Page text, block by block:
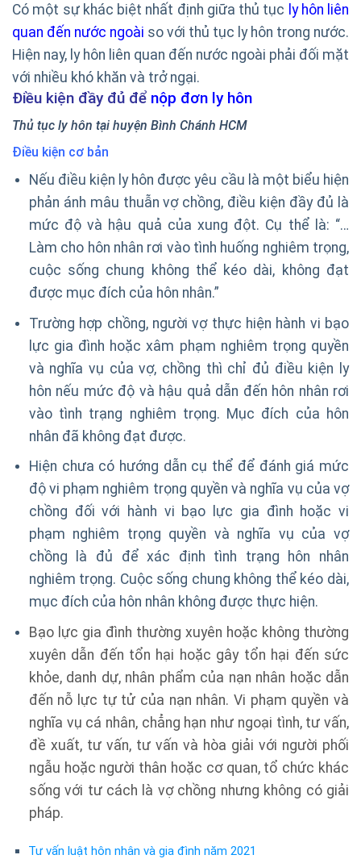
Có một sự khác biệt nhất định giữa thủ tục ly hôn liên
quan đến nước ngoài so với thủ tục ly hôn trong nước.
Hiện nay, ly hôn liên quan đến nước ngoài phải đối mặt
với nhiều khó khăn và trở ngại.
Điều kiện đầy đủ để nộp đơn ly hôn
Thủ tục ly hôn tại huyện Bình Chánh HCM
Điều kiện cơ bản
Nếu điều kiện ly hôn được yêu cầu là một biểu hiện
phản ánh mâu thuẫn vợ chồng, điều kiện đầy đủ là
mức độ và hậu quả của xung đột. Cụ thể là: “…
Làm cho hôn nhân rơi vào tình huống nghiêm trọng,
cuộc sống chung không thể kéo dài, không đạt
được mục đích của hôn nhân.”
Trường hợp chồng, người vợ thực hiện hành vi bạo
lực gia đình hoặc xâm phạm nghiêm trọng quyền
và nghĩa vụ của vợ, chồng thì chỉ đủ điều kiện ly
hôn nếu mức độ và hậu quả dẫn đến hôn nhân rơi
vào tình trạng nghiêm trọng. Mục đích của hôn
nhân đã không đạt được.
Hiện chưa có hướng dẫn cụ thể để đánh giá mức
độ vi phạm nghiêm trọng quyền và nghĩa vụ của vợ
chồng đối với hành vi bạo lực gia đình hoặc vi
phạm nghiêm trọng quyền và nghĩa vụ của vợ
chồng là đủ để xác định tình trạng hôn nhân
nghiêm trọng. Cuộc sống chung không thể kéo dài,
mục đích của hôn nhân không được thực hiện.
Bạo lực gia đình thường xuyên hoặc không thường
xuyên dẫn đến tổn hại hoặc gây tổn hại đến sức
khỏe, danh dự, nhân phẩm của nạn nhân hoặc dẫn
đến nỗ lực tự tử của nạn nhân. Vi phạm quyền và
nghĩa vụ cá nhân, chẳng hạn như ngoại tình, tư vấn,
đề xuất, tư vấn, tư vấn và hòa giải với người phối
ngẫu hoặc người thân hoặc cơ quan, tổ chức khác
sống với tư cách là vợ chồng nhưng không có giải
pháp.
Tư vấn luật hôn nhân và gia đình năm 2021